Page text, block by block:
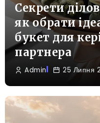
Секрети
як обрати
букет для
партнера
Admin 25 Липня